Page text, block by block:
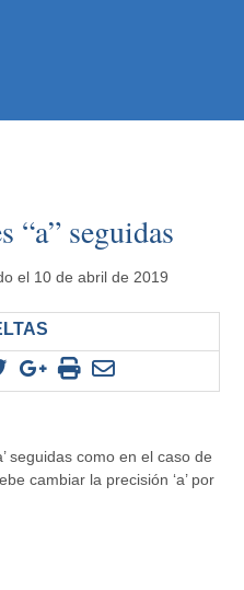
“a” seguidas
el 10 de abril de 2019
seguidas como en el caso de
cambiar la precisión ‘a’ por